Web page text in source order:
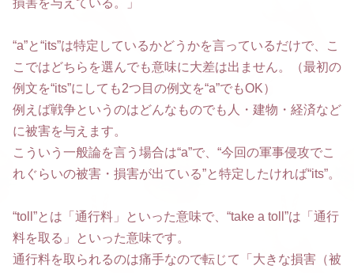
損害を与えている。」
“a”と“its”は特定しているかどうかを言っているだけで、こ
こではどちらを選んでも意味に大差は出ません。（最初の
例文を“its”にしても2つ目の例文を“a”でもOK）
例えば戦争というのはどんなものでも人・建物・経済など
に被害を与えます。
こういう一般論を言う場合は“a”で、“今回の軍事侵攻でこ
れぐらいの被害・損害が出ている”と特定したければ“its”。
“toll”とは「通行料」といった意味で、“take a toll”は「通行
料を取る」といった意味です。
通行料を取られるのは痛手なので転じて「大きな損害（被